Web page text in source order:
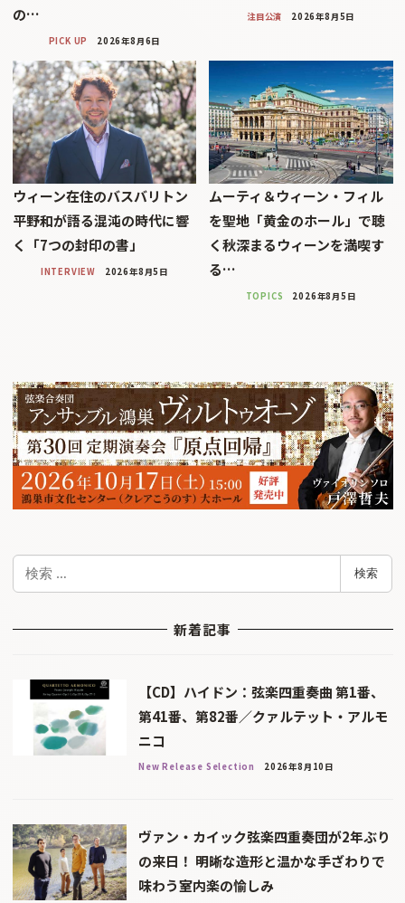
の…
PICK UP 2026年8月6日
注目公演 2026年8月5日
ウィーン在住のバスバリトン
平野和が語る混沌の時代に響
く「7つの封印の書」
INTERVIEW 2026年8月5日
ムーティ＆ウィーン・フィル
を聖地「黄金のホール」で聴
く秋深まるウィーンを満喫す
る…
TOPICS 2026年8月5日
検
検索
新着記事
【CD】ハイドン：弦楽四重奏曲 第1番、
第41番、第82番／クァルテット・アルモ
ニコ
New Release Selection 2026年8月10日
ヴァン・カイック弦楽四重奏団が2年ぶり
の来日！ 明晰な造形と温かな手ざわりで
味わう室内楽の愉しみ